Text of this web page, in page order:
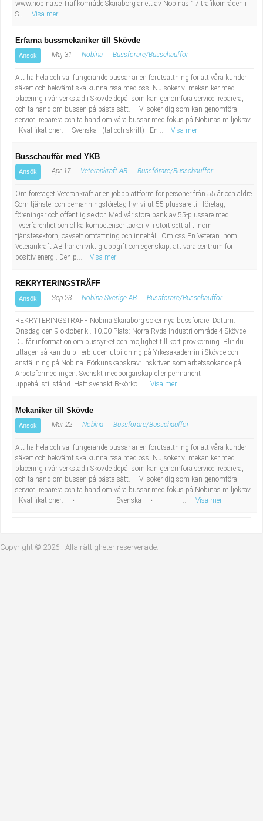
www.nobina.se Trafikområde Skaraborg är ett av Nobinas 17 trafikområden i
S...
Visa mer
Erfarna bussmekaniker till Skövde
Ansök Maj 31 Nobina Bussförare/Busschaufför
Att ha hela och väl fungerande bussar är en förutsättning för att våra kunder
säkert och bekvämt ska kunna resa med oss. Nu söker vi mekaniker med
placering i vår verkstad i Skövde depå, som kan genomföra service, reparera,
och ta hand om bussen på bästa sätt. Vi söker dig som kan genomföra
service, reparera och ta hand om våra bussar med fokus på Nobinas miljökrav.
Kvalifikationer: Svenska (tal och skrift) En...
Visa mer
Busschaufför med YKB
Ansök Apr 17 Veterankraft AB Bussförare/Busschaufför
Om företaget Veterankraft är en jobbplattform för personer från 55 år och äldre.
Som tjänste- och bemanningsföretag hyr vi ut 55-plussare till företag,
föreningar och offentlig sektor. Med vår stora bank av 55-plussare med
livserfarenhet och olika kompetenser täcker vi i stort sett allt inom
tjänstesektorn, oavsett omfattning och innehåll. Om oss En Veteran inom
Veterankraft AB har en viktig uppgift och egenskap: att vara centrum för
positiv energi. Den p...
Visa mer
REKRYTERINGSTRÄFF
Ansök Sep 23 Nobina Sverige AB Bussförare/Busschaufför
REKRYTERINGSTRÄFF Nobina Skaraborg söker nya bussförare. Datum:
Onsdag den 9 oktober kl. 10.00 Plats: Norra Ryds Industri område 4 Skövde
Du får information om bussyrket och möjlighet till kort provkörning. Blir du
uttagen så kan du bli erbjuden utbildning på Yrkesakademin i Skövde och
anställning på Nobina. Förkunskapskrav: Inskriven som arbetssökande på
Arbetsförmedlingen. Svenskt medborgarskap eller permanent
uppehållstillstånd. Haft svenskt B-körko...
Visa mer
Mekaniker till Skövde
Ansök Mar 22 Nobina Bussförare/Busschaufför
Att ha hela och väl fungerande bussar är en förutsättning för att våra kunder
säkert och bekvämt ska kunna resa med oss. Nu söker vi mekaniker med
placering i vår verkstad i Skövde depå, som kan genomföra service, reparera,
och ta hand om bussen på bästa sätt. Vi söker dig som kan genomföra
service, reparera och ta hand om våra bussar med fokus på Nobinas miljökrav.
Kvalifikationer: • Svenska • ...
Visa mer
Copyright © 2026 - Alla rättigheter reserverade.